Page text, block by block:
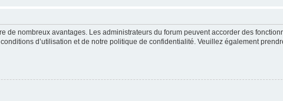
de nombreux avantages. Les administrateurs du forum peuvent accorder des
d’utilisation et de notre politique de confidentialité. Veuillez également